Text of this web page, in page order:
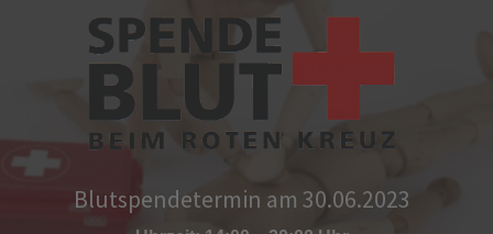
Blutspendetermin am 30.06.2023